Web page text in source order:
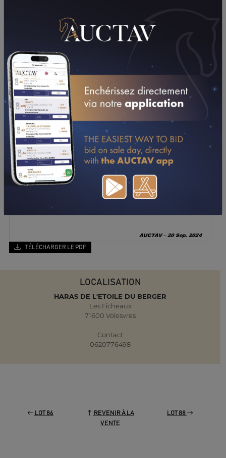
TÉLÉCHARGER LE PDF
LOCALISATION
HARAS DE L'ETOILE DU BERGER
Les Ficheaux
71600 Volesvres
Contact
0620776498
LOT 86
REVENIR À LA
VENTE
LOT 88